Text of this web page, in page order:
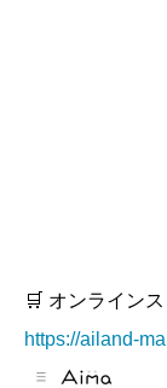
🛒 オンライン
https://ailand-